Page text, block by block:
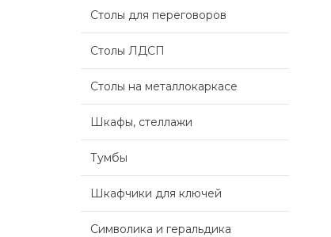
Столы для переговоров
Столы ЛДСП
Столы на металлокаркасе
Шкафы, стеллажи
Тумбы
Шкафчики для ключей
Символика и геральдика